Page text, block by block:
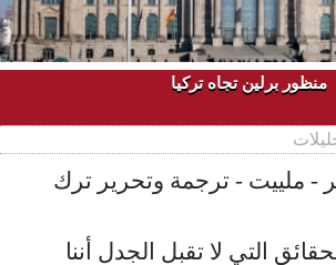
منظور برلين تجاه تركيا
- ملييت - ترجمة وتحرير ترك
التي لا تقبل الجدل أننا